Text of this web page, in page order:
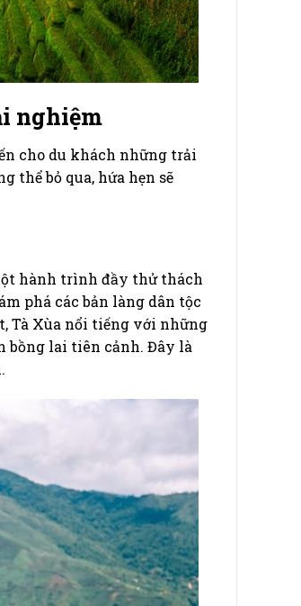
nghiệm
cho du khách những trải
thể bỏ qua, hứa hẹn sẽ
hành trình đầy thử thách
phá các bản làng dân tộc
Tà Xùa nổi tiếng với những
bồng lai tiên cảnh. Đây là